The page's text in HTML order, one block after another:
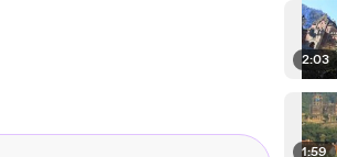
2:03
1:59